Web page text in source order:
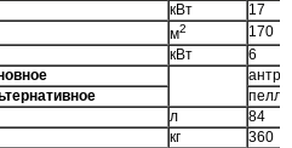
кВт
17
м2
170
кВт
6
л
84
кг
360